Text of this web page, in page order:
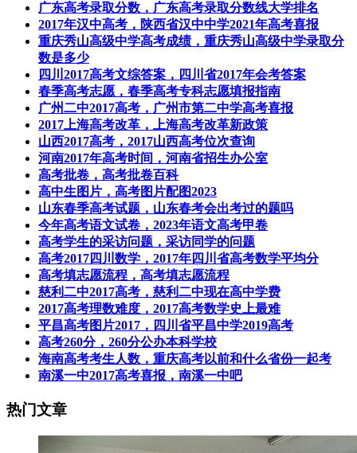
广东高考录取分数，广东高考录取分数线大学排名
2017年汉中高考，陕西省汉中中学2021年高考喜报
重庆秀山高级中学高考成绩，重庆秀山高级中学录取分
数是多少
四川2017高考文综答案，四川省2017年会考答案
春季高考志愿，春季高考专科志愿填报指南
广州二中2017高考，广州市第二中学高考喜报
2017上海高考改革，上海高考改革新政策
山西2017高考，2017山西高考位次查询
河南2017年高考时间，河南省招生办公室
高考批卷，高考批卷百科
高中生图片，高考图片配图2023
山东春季高考试题，山东春考会出考过的题吗
今年高考语文试卷，2023年语文高考甲卷
高考学生的采访问题，采访同学的问题
高考2017四川数学，2017年四川省高考数学平均分
高考填志愿流程，高考填志愿流程
慈利二中2017高考，慈利二中现在高中学费
2017高考理数难度，2017高考数学史上最难
平昌高考图片2017，四川省平昌中学2019高考
高考260分，260分公办本科学校
海南高考考生人数，重庆高考以前和什么省份一起考
南溪一中2017高考喜报，南溪一中吧
热门文章